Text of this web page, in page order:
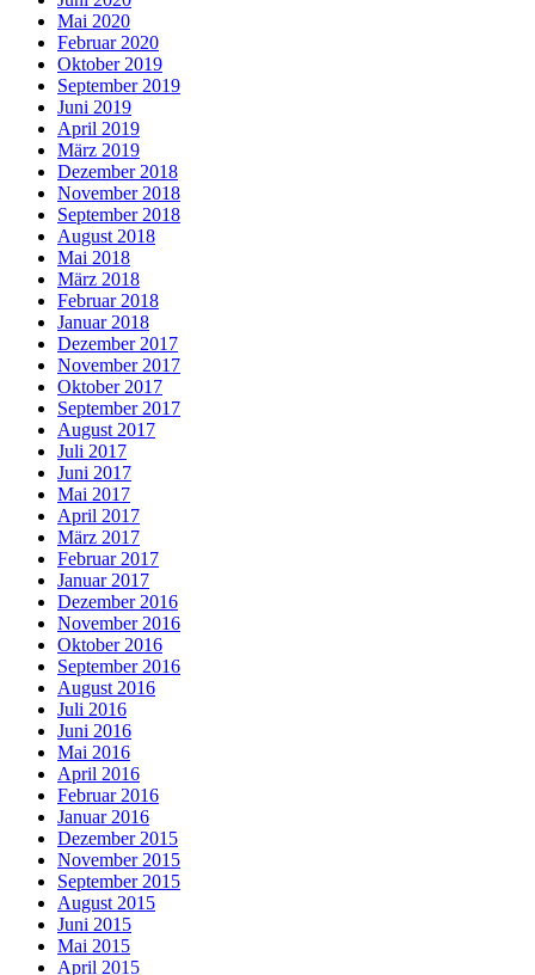
Mai 2020
Februar 2020
Oktober 2019
September 2019
Juni 2019
April 2019
März 2019
Dezember 2018
November 2018
September 2018
August 2018
Mai 2018
März 2018
Februar 2018
Januar 2018
Dezember 2017
November 2017
Oktober 2017
September 2017
August 2017
Juli 2017
Juni 2017
Mai 2017
April 2017
März 2017
Februar 2017
Januar 2017
Dezember 2016
November 2016
Oktober 2016
September 2016
August 2016
Juli 2016
Juni 2016
Mai 2016
April 2016
Februar 2016
Januar 2016
Dezember 2015
November 2015
September 2015
August 2015
Juni 2015
Mai 2015
April 2015